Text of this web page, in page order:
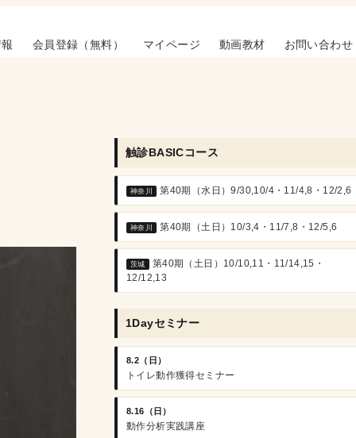
会員登録（無料） マイページ 動画教材 お問い合わせ
触診BASICコース
神奈川 第40期（水日）9/30,10/4・11/4,8・12/2,6
神奈川 第40期（土日）10/3,4・11/7,8・12/5,6
茨城
第40期（土日）10/10,11・11/14,15・
12/12,13
1Dayセミナー
8.2（日）
トイレ動作獲得セミナー
8.16（日）
動作分析実践講座